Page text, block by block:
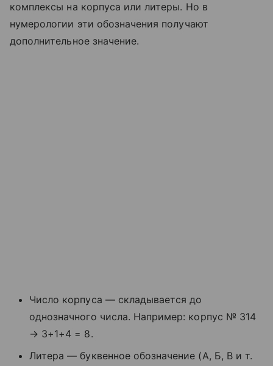
комплексы на корпуса или литеры. Но в
нумерологии эти обозначения получают
дополнительное значение.
Число корпуса — складывается до
однозначного числа. Например: корпус № 314
→ 3+1+4 = 8.
Литера — буквенное обозначение (А, Б, В и т.